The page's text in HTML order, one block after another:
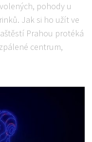
pohody u
Jak si ho užít ve
Prahou protéká
centrum,